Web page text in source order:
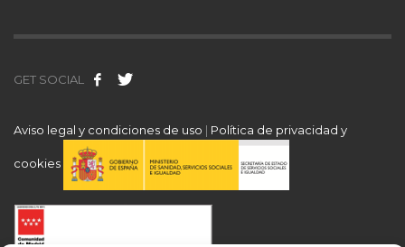
GET SOCIAL
Aviso legal y condiciones de uso | Política de privacidad y
cookies